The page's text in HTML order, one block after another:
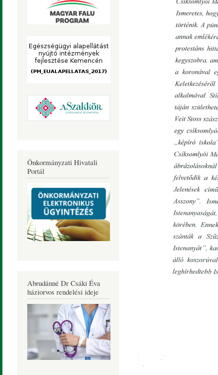
Önkormányzati Hivatali
Portál
Abrudánné Dr Csáki Éva
háziorvos rendelési ideje